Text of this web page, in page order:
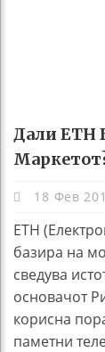
Дали ЕТН
18 Фев
ЕТН
базира на
сведува
основачот
корисна
паметни